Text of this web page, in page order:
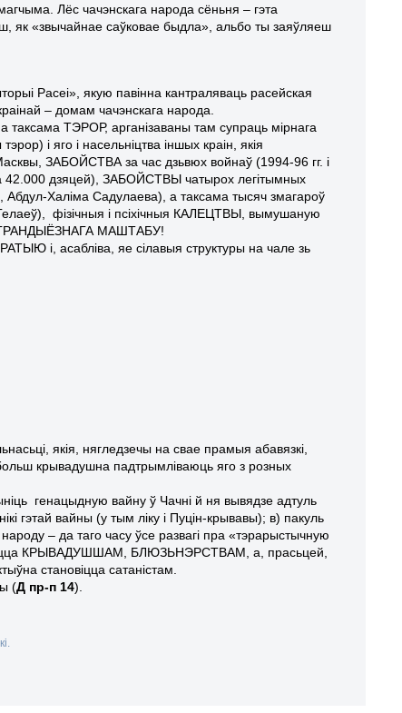
Лёс чачэнскага народа сёньня – гэта
як «звычайнае саўковае быдла», альбо ты заяўляеш
Расеі», якую павінна кантраляваць расейская
– домам чачэнскага народа.
ТЭРОР, арганізаваны там супраць мірнага
і яго і насельніцтва іншых краін, якія
ЗАБОЙСТВА за час дзьвюх войнаў (1994-96 гг. і
42.000 дзяцей), ЗАБОЙСТВЫ чатырох легітымных
Халіма Садулаева), а таксама тысяч змагароў
фізічныя і псіхічныя КАЛЕЦТВЫ, вымушаную
ГРАНДЫЁЗНАГА МАШТАБУ!
асабліва, яе сілавыя структуры на чале зь
якія, нягледзечы на свае прамыя абавязкі,
крывадушна падтрымліваюць яго з розных
генацыдную вайну ў Чачні й ня вывядзе адтуль
гэтай вайны (у тым ліку і Пуцін-крывавы); в) пакуль
– да таго часу ўсе развагі пра «тэрарыстычную
КРЫВАДУШШАМ, БЛЮЗЬНЭРСТВАМ, а, прасьцей,
становіцца сатаністам.
(Д пр-п 14).